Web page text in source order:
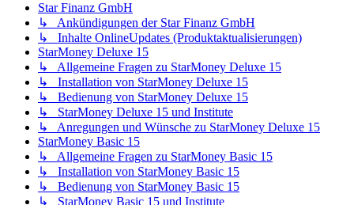
Star Finanz GmbH
↳ Ankündigungen der Star Finanz GmbH
↳ Inhalte OnlineUpdates (Produktaktualisierungen)
StarMoney Deluxe 15
↳ Allgemeine Fragen zu StarMoney Deluxe 15
↳ Installation von StarMoney Deluxe 15
↳ Bedienung von StarMoney Deluxe 15
↳ StarMoney Deluxe 15 und Institute
↳ Anregungen und Wünsche zu StarMoney Deluxe 15
StarMoney Basic 15
↳ Allgemeine Fragen zu StarMoney Basic 15
↳ Installation von StarMoney Basic 15
↳ Bedienung von StarMoney Basic 15
↳ StarMoney Basic 15 und Institute